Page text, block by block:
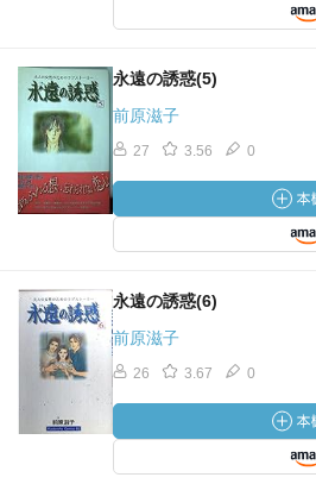
永遠の誘惑(5)
前原滋子
27 3.56 0
永遠の誘惑(6)
前原滋子
26 3.67 0